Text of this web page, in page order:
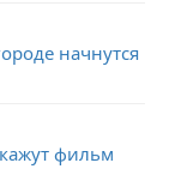
начнутся
фильм